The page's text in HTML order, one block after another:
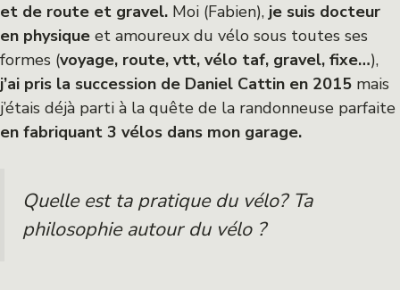
et de route et gravel. Moi (Fabien), je suis docteur
en physique et amoureux du vélo sous toutes ses
formes (voyage, route, vtt, vélo taf, gravel, fixe…),
j’ai pris la succession de Daniel Cattin en 2015 mais
j’étais déjà parti à la quête de la randonneuse parfaite
en fabriquant 3 vélos dans mon garage.
Quelle est ta pratique du vélo? Ta
philosophie autour du vélo ?